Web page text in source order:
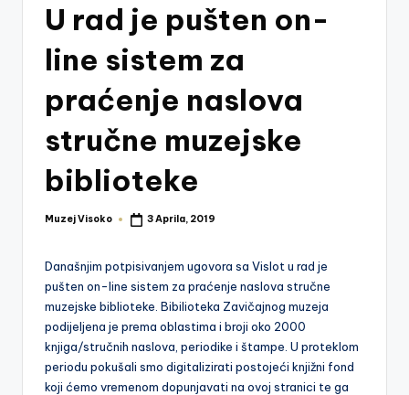
U rad je pušten on-
line sistem za
praćenje naslova
stručne muzejske
biblioteke
Posted
Muzej Visoko 3 Aprila, 2019
Današnjim potpisivanjem ugovora sa VisIot u rad je
pušten on-line sistem za praćenje naslova stručne
muzejske biblioteke. Bibilioteka Zavičajnog muzeja
podijeljena je prema oblastima i broji oko 2000
knjiga/stručnih naslova, periodike i štampe. U proteklom
periodu pokušali smo digitalizirati postojeći knjižni fond
koji ćemo vremenom dopunjavati na ovoj stranici te ga